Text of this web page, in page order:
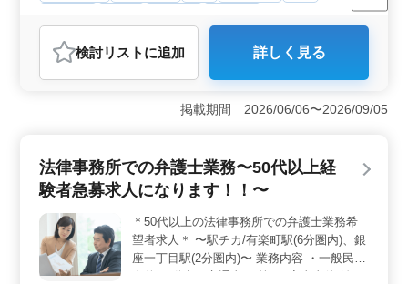
弁護士・法律事務所
おすすめポイント
＜仕事の幅広さ＞ 経験豊富なベテラン弁護士として、
債務整理から事業再生まで多岐にわたる案件に携わるこ
とができます。交通事故や離婚トラブルなど、幅広い分
でチームワークが大切にされ、個々の専門性が活かされ
る環境です。長期的な雇用関係を築きながら、経験を積
万円〜1,200万円と、実力と経験に見合った報酬が期待で
きます。通勤手当は全額支給され、働きやすい環境が整
っています。週5日勤務で、フレックスタイム制度も導入
されており、ワークライフバランスも重視されていま
検討リスト に追加 詳しく見る
掲載期間 2026/06/06〜2026/09/05
法律事務所での弁護士業務〜50代以上経
験者急募求人になります！！〜
＊50代以上の法律事務所での弁護士業務希
望者求人＊ 〜駅チカ/有楽町駅(6分圏内)、銀
座一丁目駅(2分圏内)〜 業務内容 ・一般民事